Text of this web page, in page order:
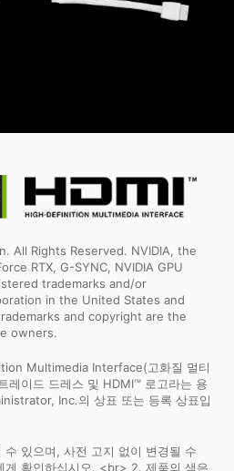
All Rights Reserved. NVIDIA, the
RTX, G-SYNC, NVIDIA GPU
trademarks and/or
in the United States and
and copyright are the
owners.
Multimedia Interface(고화질 멀티
레이드 드레스 및 HDMI™ 로고라는 용
Inc.의 상표 또는 등록 상표입
수 있으며, 사전 고지 없이 변경될 수
게 확인하십시오. <br> 2. 제품의 색은